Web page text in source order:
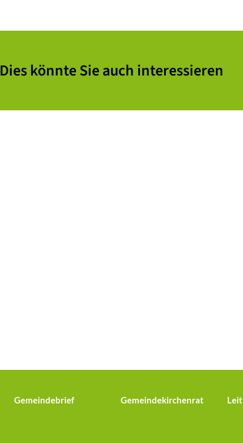
Dies könnte Sie auch interessieren
Gemeindebrief Gemeindekirchenrat